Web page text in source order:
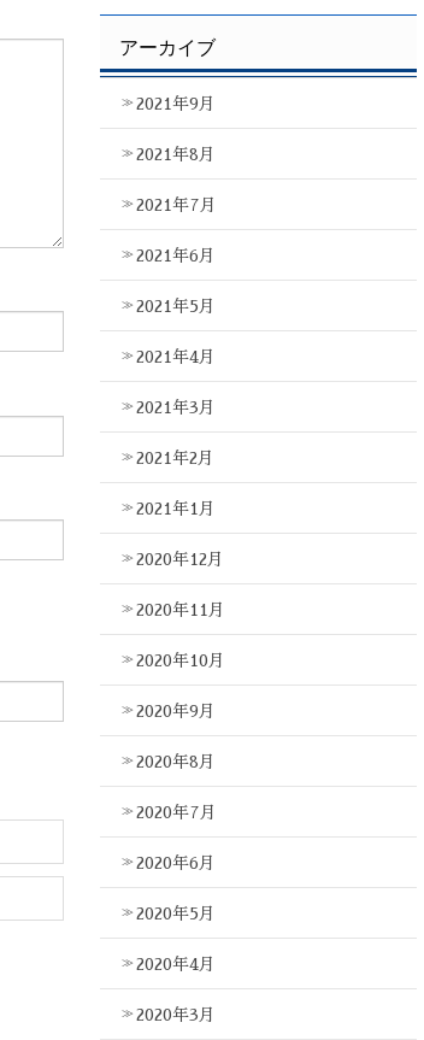
アーカイブ
2021年9月
2021年8月
2021年7月
2021年6月
2021年5月
2021年4月
2021年3月
2021年2月
2021年1月
2020年12月
2020年11月
2020年10月
2020年9月
2020年8月
2020年7月
2020年6月
2020年5月
2020年4月
2020年3月